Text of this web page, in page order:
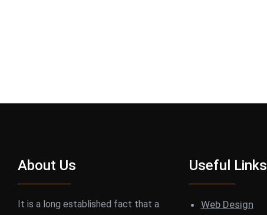
About Us
It is a long established fact that a
Useful Links
Web Design